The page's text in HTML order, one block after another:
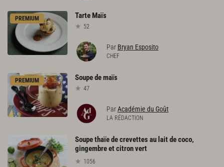
PREMIUM Tarte Maïs
52
Par Bryan Esposito
CHEF
PREMIUM Soupedemaïs
47
ParAcadémie du Goût
LA RÉDACTION
Soupe thaïe de crevettes au lait de coco,
gingembre et citron vert
1056